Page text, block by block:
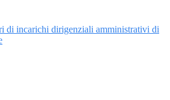
di incarichi dirigenziali amministrativi di